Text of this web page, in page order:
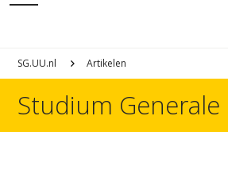
SG.UU.nl Artikelen
Studium Generale